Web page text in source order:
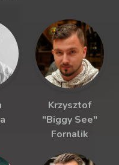
Krzysztof
"Biggy See"
Fornalik